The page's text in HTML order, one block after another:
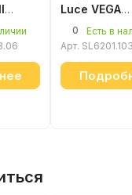
Luce VEGA
0
Есть в
Арт.